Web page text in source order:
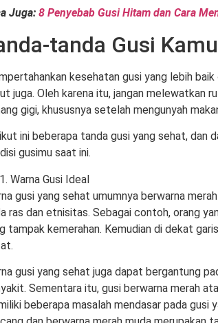
Juga: 8 Penyebab Gusi Hitam dan Cara
tanda Gusi
kesehatan gusi yang lebih
juga. Oleh karena itu, jangan melewatkan
gigi, khususnya setelah mengunyah
ini beberapa tanda gusi yang sehat, dan
gusimu saat ini.
Warna Gusi Ideal
gusi yang sehat umumnya berwarna
ras dan etnisitas. Sebagai contoh, orang
tampak kemerahan. Kemudian di dekat
gusi yang sehat juga dapat bergantung
Sementara itu, gusi berwarna merah
beberapa masalah mendasar pada gusi